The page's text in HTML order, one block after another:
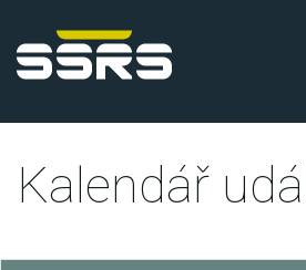
Kalendář